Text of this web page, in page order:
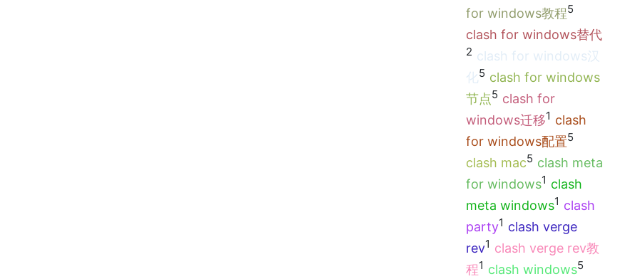
for windows教程5
clash for windows替代
2 clash for windows汉
化5 clash for windows
节点5 clash for
windows迁移1 clash
for windows配置5
clash mac5 clash meta
for windows1 clash
meta windows1 clash
party1 clash verge
rev1 clash verge rev教
程1 clash windows5